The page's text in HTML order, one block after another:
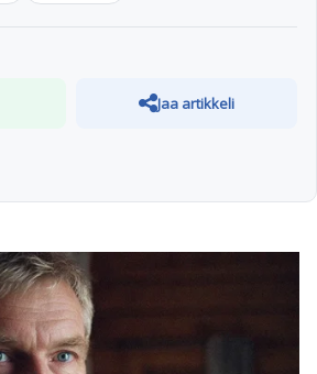
Jaa artikkeli